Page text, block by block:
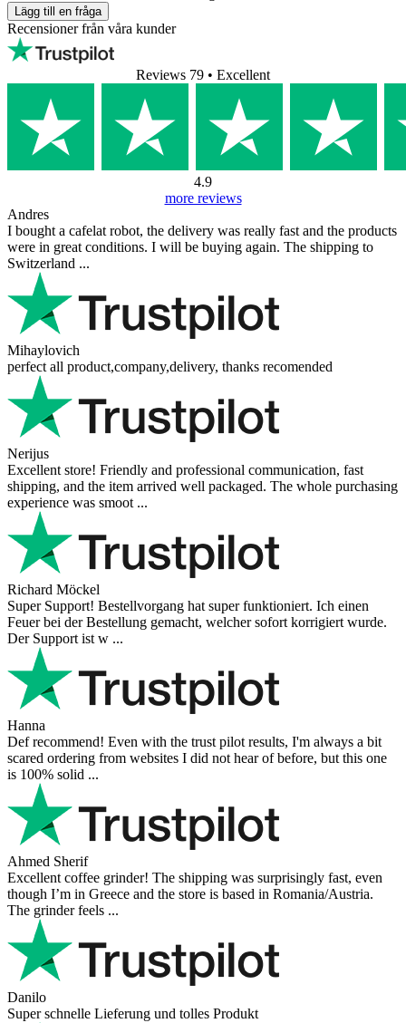
Lägg till en fråga
Recensioner från våra kunder
Reviews 79 • Excellent
4.9
more reviews
Andres
I bought a cafelat robot, the delivery was really fast and the products
were in great conditions. I will be buying again. The shipping to
Switzerland ...
Mihaylovich
perfect all product,company,delivery, thanks recomended
Nerijus
Excellent store! Friendly and professional communication, fast
shipping, and the item arrived well packaged. The whole purchasing
experience was smoot ...
Richard Möckel
Super Support! Bestellvorgang hat super funktioniert. Ich einen
Feuer bei der Bestellung gemacht, welcher sofort korrigiert wurde.
Der Support ist w ...
Hanna
Def recommend! Even with the trust pilot results, I'm always a bit
scared ordering from websites I did not hear of before, but this one
is 100% solid ...
Ahmed Sherif
Excellent coffee grinder! The shipping was surprisingly fast, even
though I’m in Greece and the store is based in Romania/Austria.
The grinder feels ...
Danilo
Super schnelle Lieferung und tolles Produkt